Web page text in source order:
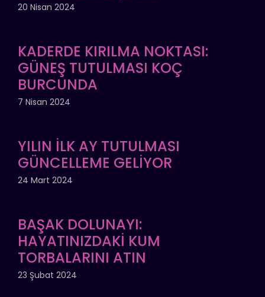
20 Nisan 2024
KADERDE KIRILMA NOKTASI:
GÜNEŞ TUTULMASI KOÇ
BURCUNDA
7 Nisan 2024
YILIN İLK AY TUTULMASI
GÜNCELLEME GELİYOR
24 Mart 2024
BAŞAK DOLUNAYI:
HAYATINIZDAKİ KUM
TORBALARINI ATIN
23 Şubat 2024